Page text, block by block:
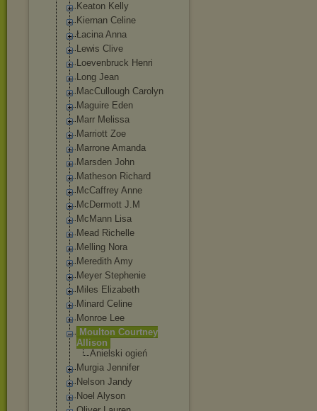
Keaton Kelly
Kiernan Celine
Łacina Anna
Lewis Clive
Loevenbruck Henri
Long Jean
MacCullough Carolyn
Maguire Eden
Marr Melissa
Marriott Zoe
Marrone Amanda
Marsden John
Matheson Richard
McCaffrey Anne
McDermott J.M
McMann Lisa
Mead Richelle
Melling Nora
Meredith Amy
Meyer Stephenie
Miles Elizabeth
Minard Celine
Monroe Lee
Moulton Courtney
Allison
Anielski ogień
Murgia Jennifer
Nelson Jandy
Noel Alyson